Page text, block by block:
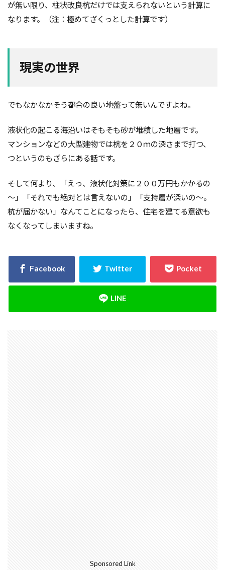
が無い限り、柱状改良杭だけでは支えられないという計算に
なります。（注：極めてざくっとした計算です）
現実の世界
でもなかなかそう都合の良い地盤って無いんですよね。
液状化の起こる海沿いはそもそも砂が堆積した地層です。
マンションなどの大型建物では杭を２０ｍの深さまで打つ、
つというのもざらにある話です。
そして何より、「えっ、液状化対策に２００万円もかかるの
～」「それでも絶対とは言えないの」「支持層が深いの～。
杭が届かない」なんてことになったら、住宅を建てる意欲も
なくなってしまいますね。
Sponsored Link